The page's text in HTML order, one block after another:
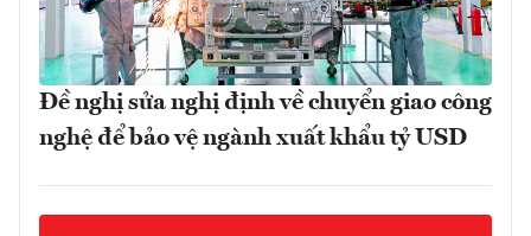
Đề nghị sửa nghị định về chuyển giao công
nghệ để bảo vệ ngành xuất khẩu tỷ USD